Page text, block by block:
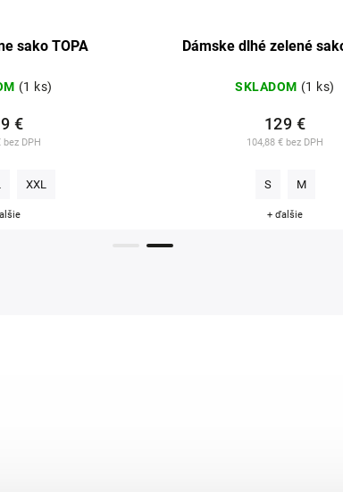
sako TOPA
(1 ks)
bez DPH
€
XXL
Dámske dlhé zelené
SKLADOM (1 ks)
104,88 € bez DPH
129 €
S M
+ ďalšie